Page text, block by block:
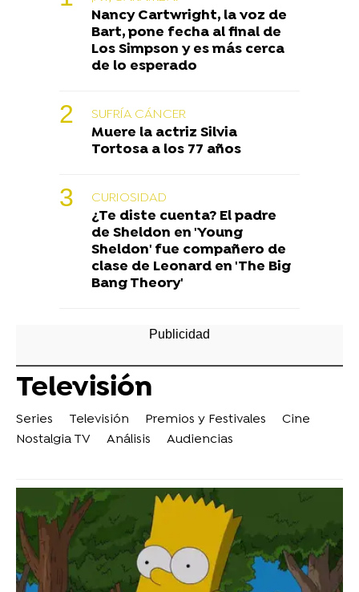
Nancy Cartwright, la voz de
Bart, pone fecha al final de
Los Simpson y es más cerca
de lo esperado
SUFRÍA CÁNCER
Muere la actriz Silvia
Tortosa a los 77 años
CURIOSIDAD
¿Te diste cuenta? El padre
de Sheldon en 'Young
Sheldon' fue compañero de
clase de Leonard en 'The Big
Bang Theory'
Televisión
Series Televisión Premios y Festivales
Cine
Nostalgia TV
Análisis Audiencias